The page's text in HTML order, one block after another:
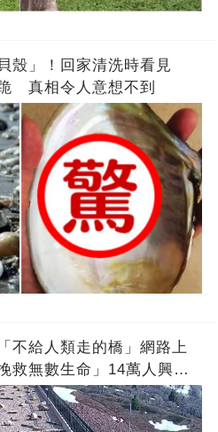
殼」！回家清洗時看見
真相令人意想不到
不給人類走的橋」網路上
救無數生命」14萬人興奮